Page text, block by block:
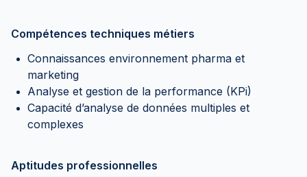
Compétences techniques métiers
Connaissances environnement pharma et
marketing
Analyse et gestion de la performance (KPi)
Capacité d’analyse de données multiples et
complexes
Aptitudes professionnelles